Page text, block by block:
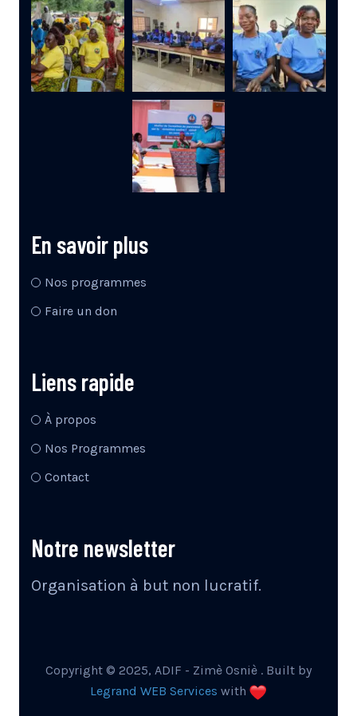
En savoir plus
Nos programmes
Faire un don
Liens rapide
À propos
Nos Programmes
Contact
Notre newsletter
Organisation à but non lucratif.
Copyright © 2025, ADIF - Zimè Osniè . Built by
Legrand WEB Services with